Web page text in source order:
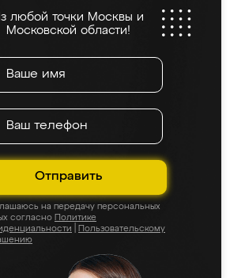
любой точки Москвы и
Московской области!
Отправить
на передачу персональных
согласно Политике
Пользовательскому